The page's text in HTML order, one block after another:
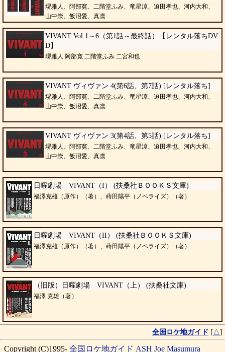
堺雅人、阿部寛、二階堂ふみ、竜星涼、迫田孝也、河内大和、
山中崇、飯沼愛、真凛
VIVANT Vol.1～6（第1話～最終話）【レンタル落ちDV
D】
堺雅人 阿部寛 二階堂ふみ 二宮和也
VIVANT ヴィヴァン 4(第6話、第7話) [レンタル落ち]
堺雅人、阿部寛、二階堂ふみ、竜星涼、迫田孝也、河内大和、
山中崇、飯沼愛、真凛
VIVANT ヴィヴァン 3(第4話、第5話) [レンタル落ち]
堺雅人、阿部寛、二階堂ふみ、竜星涼、迫田孝也、河内大和、
山中崇、飯沼愛、真凛
日曜劇場 VIVANT（I） (扶桑社ＢＯＯＫＳ文庫)
福澤克雄（原作）（著）、蒔田陽平（ノベライズ）（著）
日曜劇場 VIVANT（II） (扶桑社ＢＯＯＫＳ文庫)
福澤克雄（原作）（著）、蒔田陽平（ノベライズ）（著）
（旧版）日曜劇場 VIVANT（上） (扶桑社文庫)
福澤 克雄（著）
全国ロケ地ガイド [ △]
Copyright (C)1995- 全国ロケ地ガイド ASH Joe Masumura